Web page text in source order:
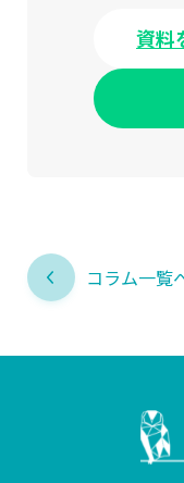
資料
コラム一覧